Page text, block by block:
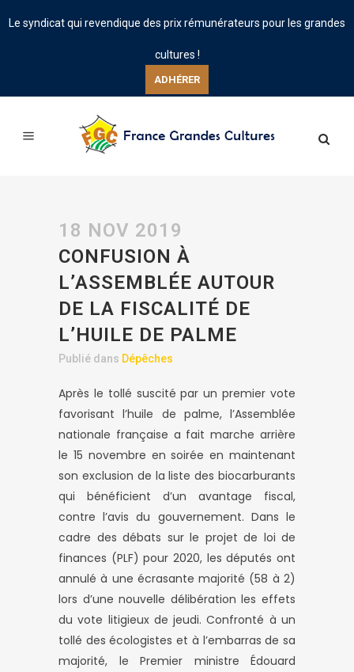
Le syndicat qui revendique des prix rémunérateurs pour les grandes
cultures !
ADHÉRER
18 NOV 2019
CONFUSION À
L’ASSEMBLÉE AUTOUR
DE LA FISCALITÉ DE
L’HUILE DE PALME
Publié dans Dépêches
Après le tollé suscité par un premier vote
favorisant l’huile de palme, l’Assemblée
nationale française a fait marche arrière
le 15 novembre en soirée en maintenant
son exclusion de la liste des biocarburants
qui bénéficient d’un avantage fiscal,
contre l’avis du gouvernement. Dans le
cadre des débats sur le projet de loi de
finances (PLF) pour 2020, les députés ont
annulé à une écrasante majorité (58 à 2)
lors d’une nouvelle délibération les effets
du vote litigieux dejeudi. Confronté à un
tollé des écologistes et à l’embarras de sa
majorité, le Premier ministre Édouard